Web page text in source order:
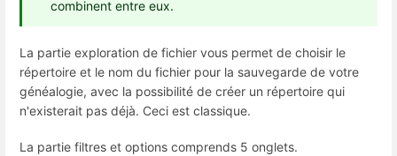
combinent entre eux.
La partie exploration de fichier vous permet de choisir le
répertoire et le nom du fichier pour la sauvegarde de votre
généalogie, avec la possibilité de créer un répertoire qui
n'existerait pas déjà. Ceci est classique.
La partie filtres et options comprends 5 onglets.